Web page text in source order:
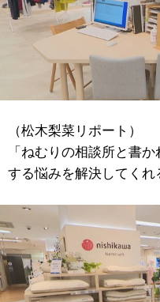
（松木梨菜リポート）
「ねむりの相談所と書
する悩みを解決してくれ